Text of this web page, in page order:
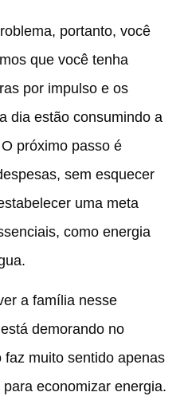
portanto, você
que você tenha
por impulso e os
dia estão consumindo a
próximo passo é
sem esquecer
uma meta
como energia
a família nesse
demorando no
faz muito sentido apenas
economizar energia.